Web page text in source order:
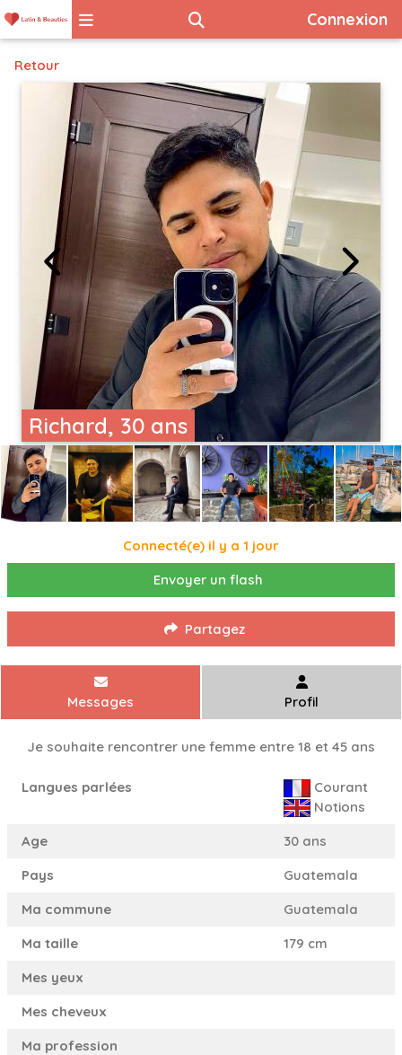
Connexion
Retour
Richard, 30 ans
Connecté(e) il y a 1 jour
Envoyer un flash
Partagez
Messages Profil
Je souhaite rencontrer une femme entre 18 et 45 ans
Langues parlées
Courant
Notions
Age
30 ans
Pays
Guatemala
Ma commune
Guatemala
Ma taille
179 cm
Mes yeux
Mes cheveux
Ma profession